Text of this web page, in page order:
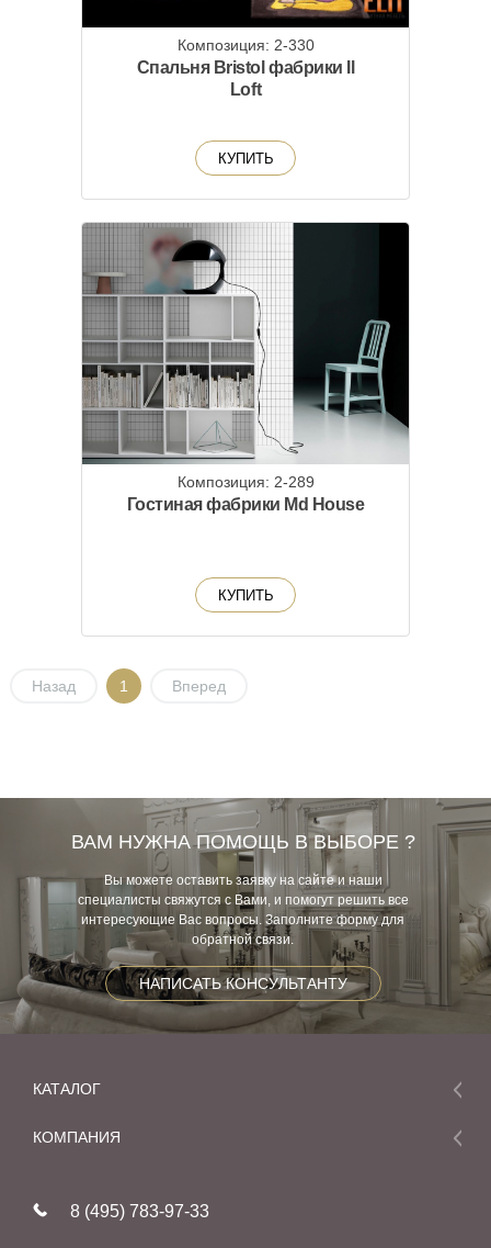
Композиция: 2-330
Спальня Bristol фабрики Il
Loft
КУПИТЬ
Композиция: 2-289
Гостиная фабрики Md House
КУПИТЬ
Назад 1 Вперед
ВАМ НУЖНА ПОМОЩЬ В ВЫБОРЕ ?
Вы можете оставить заявку на сайте и наши
специалисты свяжутся с Вами, и помогут решить все
интересующие Вас вопросы. Заполните форму для
обратной связи.
НАПИСАТЬ КОНСУЛЬТАНТУ
КАТАЛОГ
Мебель
КОМПАНИЯ
Реставрация
8 (495) 783-97-33